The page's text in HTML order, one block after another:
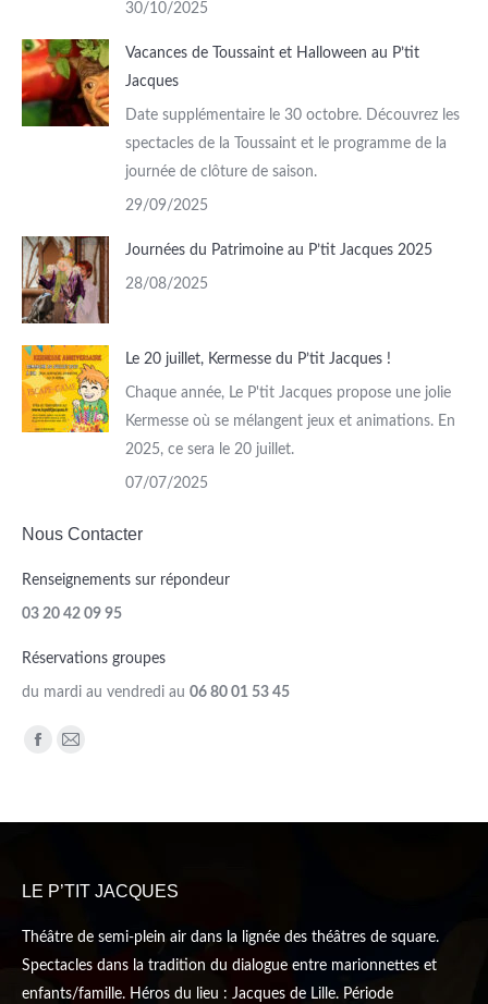
30/10/2025
Vacances de Toussaint et Halloween au P’tit
Jacques
Date supplémentaire le 30 octobre. Découvrez les
spectacles de la Toussaint et le programme de la
journée de clôture de saison.
29/09/2025
Journées du Patrimoine au P’tit Jacques 2025
28/08/2025
Le 20 juillet, Kermesse du P’tit Jacques !
Chaque année, Le P'tit Jacques propose une jolie
Kermesse où se mélangent jeux et animations. En
2025, ce sera le 20 juillet.
07/07/2025
Nous Contacter
Renseignements sur répondeur
03 20 42 09 95
Réservations groupes
du mardi au vendredi au 06 80 01 53 45
Trouvez nous sur :
windowwindow
LE P’TIT JACQUES
Théâtre de semi-plein air dans la lignée des théâtres de square.
Spectacles dans la tradition du dialogue entre marionnettes et
enfants/famille. Héros du lieu : Jacques de Lille. Période